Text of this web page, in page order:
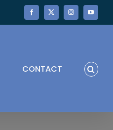
Facebook
X InstagramYouTube
CONTACT